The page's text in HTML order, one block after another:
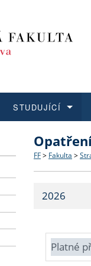
Struktura
Strategie
Fakultní
Co
Učitelské
STUDUJÍCÍ
O vědě a
Aktuální
FF > Fakulta >
2026
Platné